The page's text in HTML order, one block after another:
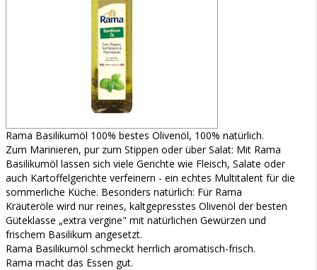
Rama Basilikumöl 100% bestes Olivenöl, 100% natürlich.
Zum Marinieren, pur zum Stippen oder über Salat: Mit Rama
Basilikumöl lassen sich viele Gerichte wie Fleisch, Salate oder
auch Kartoffelgerichte verfeinern - ein echtes Multitalent für die
sommerliche Küche. Besonders natürlich: Für Rama
Kräuteröle wird nur reines, kaltgepresstes Olivenöl der besten
Güteklasse „extra vergine" mit natürlichen Gewürzen und
frischem Basilikum angesetzt.
Rama Basilikumöl schmeckt herrlich aromatisch-frisch.
Rama macht das Essen gut.